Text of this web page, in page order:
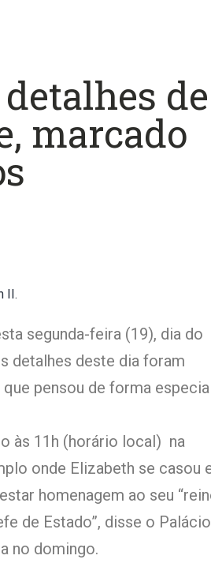
de
marcado
II.
segunda-feira (19), dia do
detalhes deste dia foram
pensou de forma
às 11h (horário local) na
onde Elizabeth se casou
homenagem ao seu
de Estado”, disse o Palácio
no domingo.